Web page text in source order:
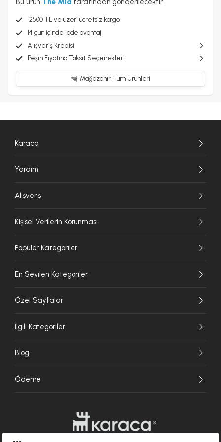
Bu ürün The Mia tarafından gönderilecektir.
2500 TL ve üzeri ücretsiz kargo
14 gün içinde iade avantajı
Alışveriş Kredisi
Peşin Fiyatına Taksit Seçenekleri
Mağazanın Tüm Ürünleri
Karaca
Yardım
Alışveriş
Kişisel Verilerin Korunması
Popüler Kategoriler
En Sevilen Kategoriler
Özel Sayfalar
İlgili Kategoriler
Blog
Ödeme